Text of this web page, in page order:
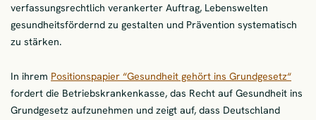
verfassungsrechtlich verankerter Auftrag, Lebenswelten
gesundheitsfördernd zu gestalten und Prävention systematisch
zu stärken.
In ihrem Positionspapier “Gesundheit gehört ins Grundgesetz“
fordert die Betriebskrankenkasse, das Recht auf Gesundheit ins
Grundgesetz aufzunehmen und zeigt auf, dass Deutschland